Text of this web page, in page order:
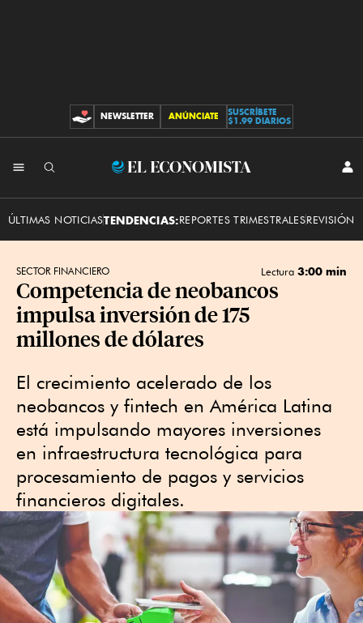
CONTRIBUCIONES
NEWSLETTER ANÚNCIATE
SUSCRÍBETE
$1.99 DIARIOS
El
ÚLTIMAS NOTICIASTENDENCIAS:REPORTES TRIMESTRALESREVISIÓN
SECTOR FINANCIERO Lectura 3:00 min
Competencia de neobancos
impulsa inversión de 175
millones de dólares
El crecimiento acelerado de los
neobancos y fintech en América Latina
está impulsando mayores inversiones
en infraestructura tecnológica para
procesamiento de pagos y servicios
financieros digitales.